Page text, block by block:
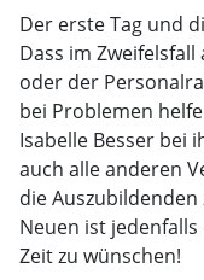
Der erste Tag und
Dass im
oder der
bei Problemen
Isabelle Besser bei
auch alle anderen
die
Neuen ist
Zeit zu wünschen!